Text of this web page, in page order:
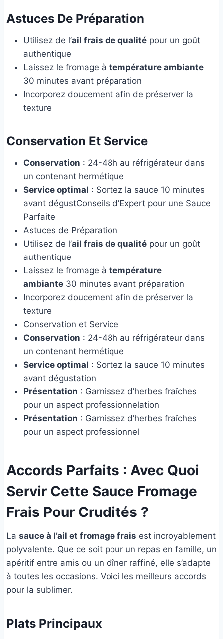
Astuces De Préparation
Utilisez de l’ail frais de qualité pour un goût
authentique
Laissez le fromage à température ambiante
30 minutes avant préparation
Incorporez doucement afin de préserver la
texture
Conservation Et Service
Conservation : 24-48h au réfrigérateur dans
un contenant hermétique
Service optimal : Sortez la sauce 10 minutes
avant dégustConseils d’Expert pour une Sauce
Parfaite
Astuces de Préparation
Utilisez de l’ail frais de qualité pour un goût
authentique
Laissez le fromage à température
ambiante 30 minutes avant préparation
Incorporez doucement afin de préserver la
texture
Conservation et Service
Conservation : 24-48h au réfrigérateur dans
un contenant hermétique
Service optimal : Sortez la sauce 10 minutes
avant dégustation
Présentation : Garnissez d’herbes fraîches
pour un aspect professionnelation
Présentation : Garnissez d’herbes fraîches
pour un aspect professionnel
Accords Parfaits : Avec Quoi
Servir Cette Sauce Fromage
Frais Pour Crudités ?
La sauce à l’ail et fromage frais est incroyablement
polyvalente. Que ce soit pour un repas en famille, un
apéritif entre amis ou un dîner raffiné, elle s’adapte
à toutes les occasions. Voici les meilleurs accords
pour la sublimer.
Plats Principaux